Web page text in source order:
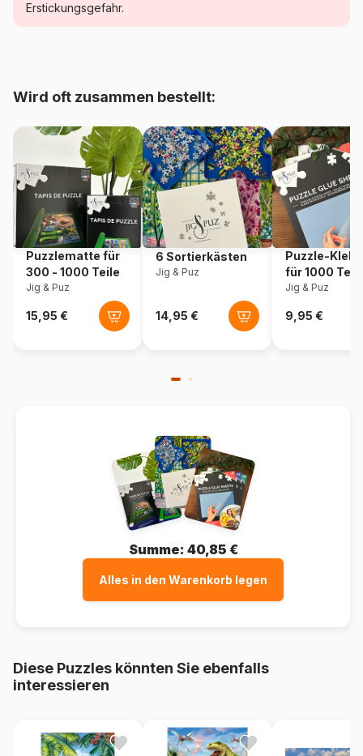
8590878343436
Teileanzahl 100 Teile
Maße 47 x 33 cm
Erstickungsgefahr.
Wird oft zusammen bestellt:
Puzzlematte für
300 - 1000 Teile
Jig & Puz
6 Sortierkästen
Jig & Puz
Puzzle-
für 1000
Jig & Puz
Summe: 40,85 €
Alles in den Warenkorb legen
Diese Puzzles könnten Sie ebenfalls
interessieren